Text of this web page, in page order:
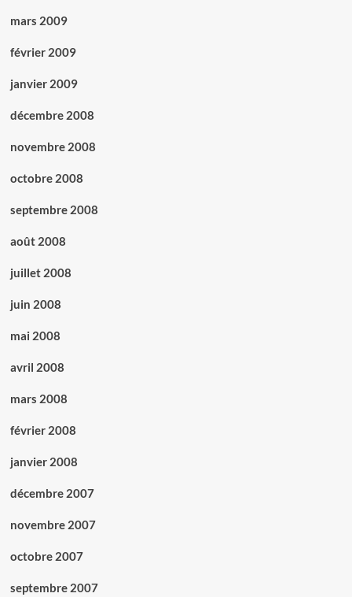
mars 2009
février 2009
janvier 2009
décembre 2008
novembre 2008
octobre 2008
septembre 2008
août 2008
juillet 2008
juin 2008
mai 2008
avril 2008
mars 2008
février 2008
janvier 2008
décembre 2007
novembre 2007
octobre 2007
septembre 2007